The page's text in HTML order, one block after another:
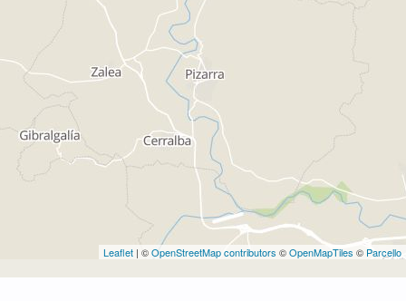
Leaflet | ©OpenStreetMap contributors ©OpenMapTiles © Parcello